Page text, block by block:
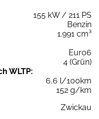
155 kW / 211 PS
Benzin
1.991 cm³
Euro6
4 (Grün)
WLTP:
6,6 l/100km
152 g/km
Zwickau